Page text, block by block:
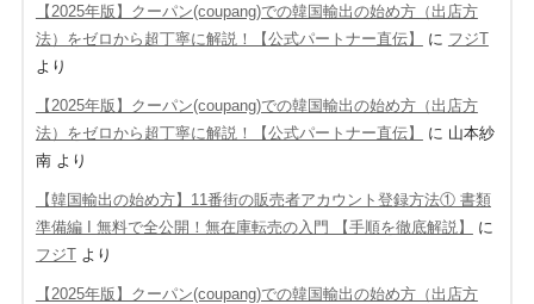
【2025年版】クーパン(coupang)での韓国輸出の始め方（出店方
法）をゼロから超丁寧に解説！【公式パートナー直伝】
に フジT
より
【2025年版】クーパン(coupang)での韓国輸出の始め方（出店方
法）をゼロから超丁寧に解説！【公式パートナー直伝】
に 山本紗
南より
【韓国輸出の始め方】11番街の販売者アカウント登録方法① 書類
準備編 Ι 無料で全公開！無在庫転売の入門 【手順を徹底解説】
に
フジTより
【2025年版】クーパン(coupang)での韓国輸出の始め方（出店方